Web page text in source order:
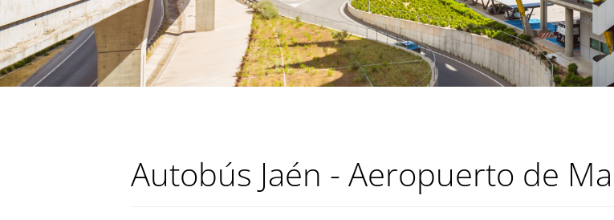
Autobús Jaén - Aeropuerto de